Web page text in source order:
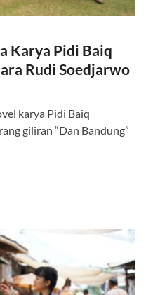
Karya Pidi Baiq
Rudi Soedjarwo
karya Pidi Baiq
giliran “Dan Bandung”